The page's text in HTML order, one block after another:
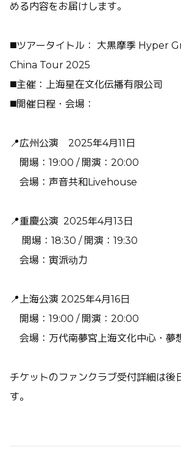
める内容をお届けします。
◼️ツアータイトル： 大黒摩季 Hyper
China Tour 2025
◼️主催：上海星在文化伝播有限公司
◼️開催日程・会場：
📍広州公演 ​​2025年4月11日
開場：19:00 / 開演：20:00
会場：声音共和Livehouse
📍重慶公演 2025年4月13日
開場：18:30 / 開演：19:30
会場：寅派动力
📍上海公演 2025年4月16日
開場：19:00 / 開演：20:00
会場：万代南夢宮上海文化中心・夢
チケットのファンクラブ受付詳細は後
す。